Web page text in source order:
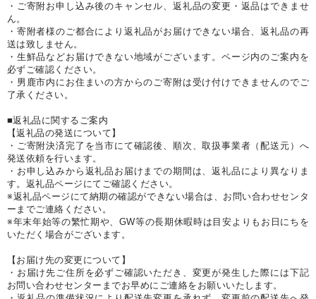
・ご寄附お申し込み後のキャンセル、返礼品の変更・返品はできませ
ん。
・寄附者様のご都合により返礼品がお届けできない場合、返礼品の再
送は致しません。
・生鮮品などお届けできない地域がございます。ページ内のご案内を
必ずご確認ください。
・男鹿市内にお住まいの方からのご寄附は受け付けできませんのでご
了承ください。
■返礼品に関するご案内
【返礼品の発送について】
・ご寄附決済完了を当市にて確認後、順次、取扱事業者（配送元）へ
発送依頼を行います。
・お申し込みから返礼品お届けまでの期間は、返礼品により異なりま
す。返礼品ページにてご確認ください。
※返礼品ページにて納期の確認ができない場合は、お問い合わせセンタ
ーまでご連絡ください。
※年末年始等の繁忙期や、GW等の長期休暇時は目安よりもお日にちを
いただく場合がございます。
【お届け先の変更について】
・お届け先ご住所を必ずご確認いただき、変更が発生した際には下記
お問い合わせセンターまでお早めにご連絡をお願いいたします。